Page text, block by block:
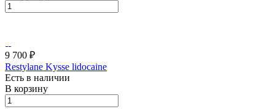
9 700 ₽
Restylane Kysse lidocaine
Есть в наличии
В корзину